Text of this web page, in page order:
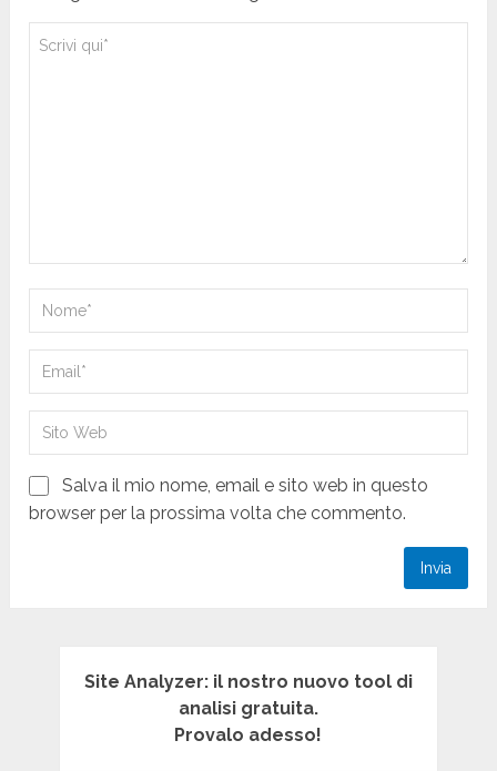
Salva il mio nome, email e sito web in questo
browser per la prossima volta che commento.
Site Analyzer: il nostro nuovo tool di
analisi gratuita.
Provalo adesso!